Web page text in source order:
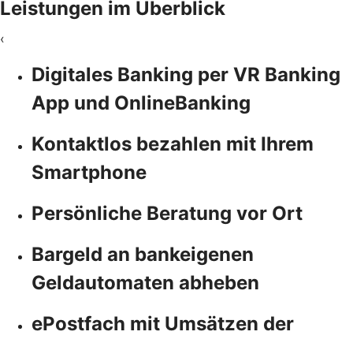
Leistungen im Überblick
‹
Digitales Banking per VR Banking
App und OnlineBanking
Kontaktlos bezahlen mit Ihrem
Smartphone
Persönliche Beratung vor Ort
Bargeld an bankeigenen
Geldautomaten abheben
ePostfach mit Umsätzen der